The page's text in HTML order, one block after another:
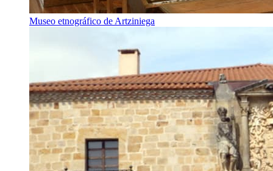
Museo etnográfico de Artziniega